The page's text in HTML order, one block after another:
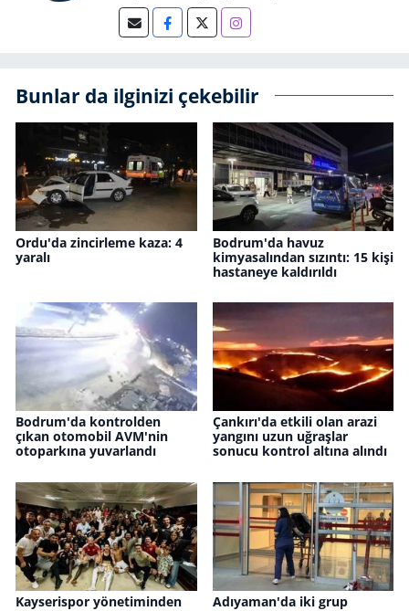
Bunlar da ilginizi çekebilir
Ordu'da zincirleme kaza: 4
yaralı
Bodrum'da havuz
kimyasalından sızıntı: 15 kişi
hastaneye kaldırıldı
Bodrum'da kontrolden
çıkan otomobil AVM'nin
otoparkına yuvarlandı
Çankırı'da etkili olan arazi
yangını uzun uğraşlar
sonucu kontrol altına alındı
Kayserispor yönetiminden
Adıyaman'da iki grup